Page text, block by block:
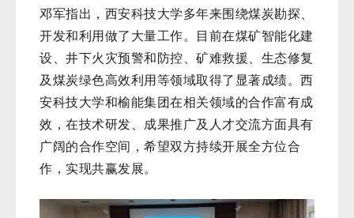
邓军指出，西安科技大学多年来围绕煤炭勘探、
开发和利用做了大量工作。目前在煤矿智能化建
设、井下火灾预警和防控、矿难救援、生态修复
及煤炭绿色高效利用等领域取得了显著成绩。西
安科技大学和榆能集团在相关领域的合作富有成
效，在技术研发、成果推广及人才交流方面具有
广阔的合作空间，希望双方持续开展全方位合
作，实现共赢发展。